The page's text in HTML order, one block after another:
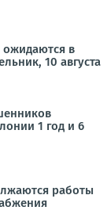
в
10 августа
1 год и 6
работы